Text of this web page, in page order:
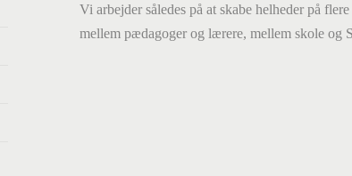
Vi arbejder således på at skabe helheder på
mellem pædagoger og lærere, mellem skole og